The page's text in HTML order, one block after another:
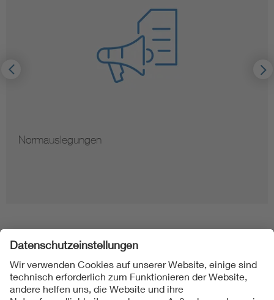
Normauslegungen
Folgen Sie uns